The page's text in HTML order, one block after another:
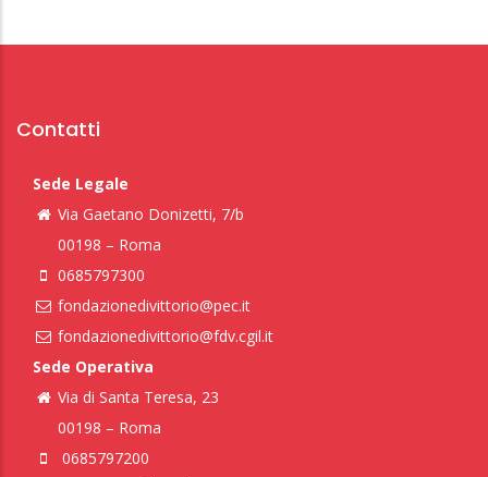
Contatti
Sede Legale
Via Gaetano Donizetti, 7/b
00198 – Roma
0685797300
fondazionedivittorio@pec.it
fondazionedivittorio@fdv.cgil.it
Sede Operativa
Via di Santa Teresa, 23
00198 – Roma
0685797200